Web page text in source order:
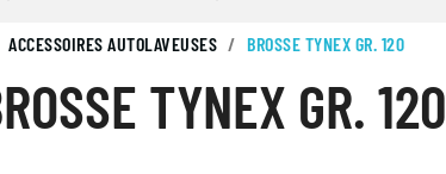
ACCESSOIRES AUTOLAVEUSES BROSSE TYNEX GR. 120
TYNEX GR. 120